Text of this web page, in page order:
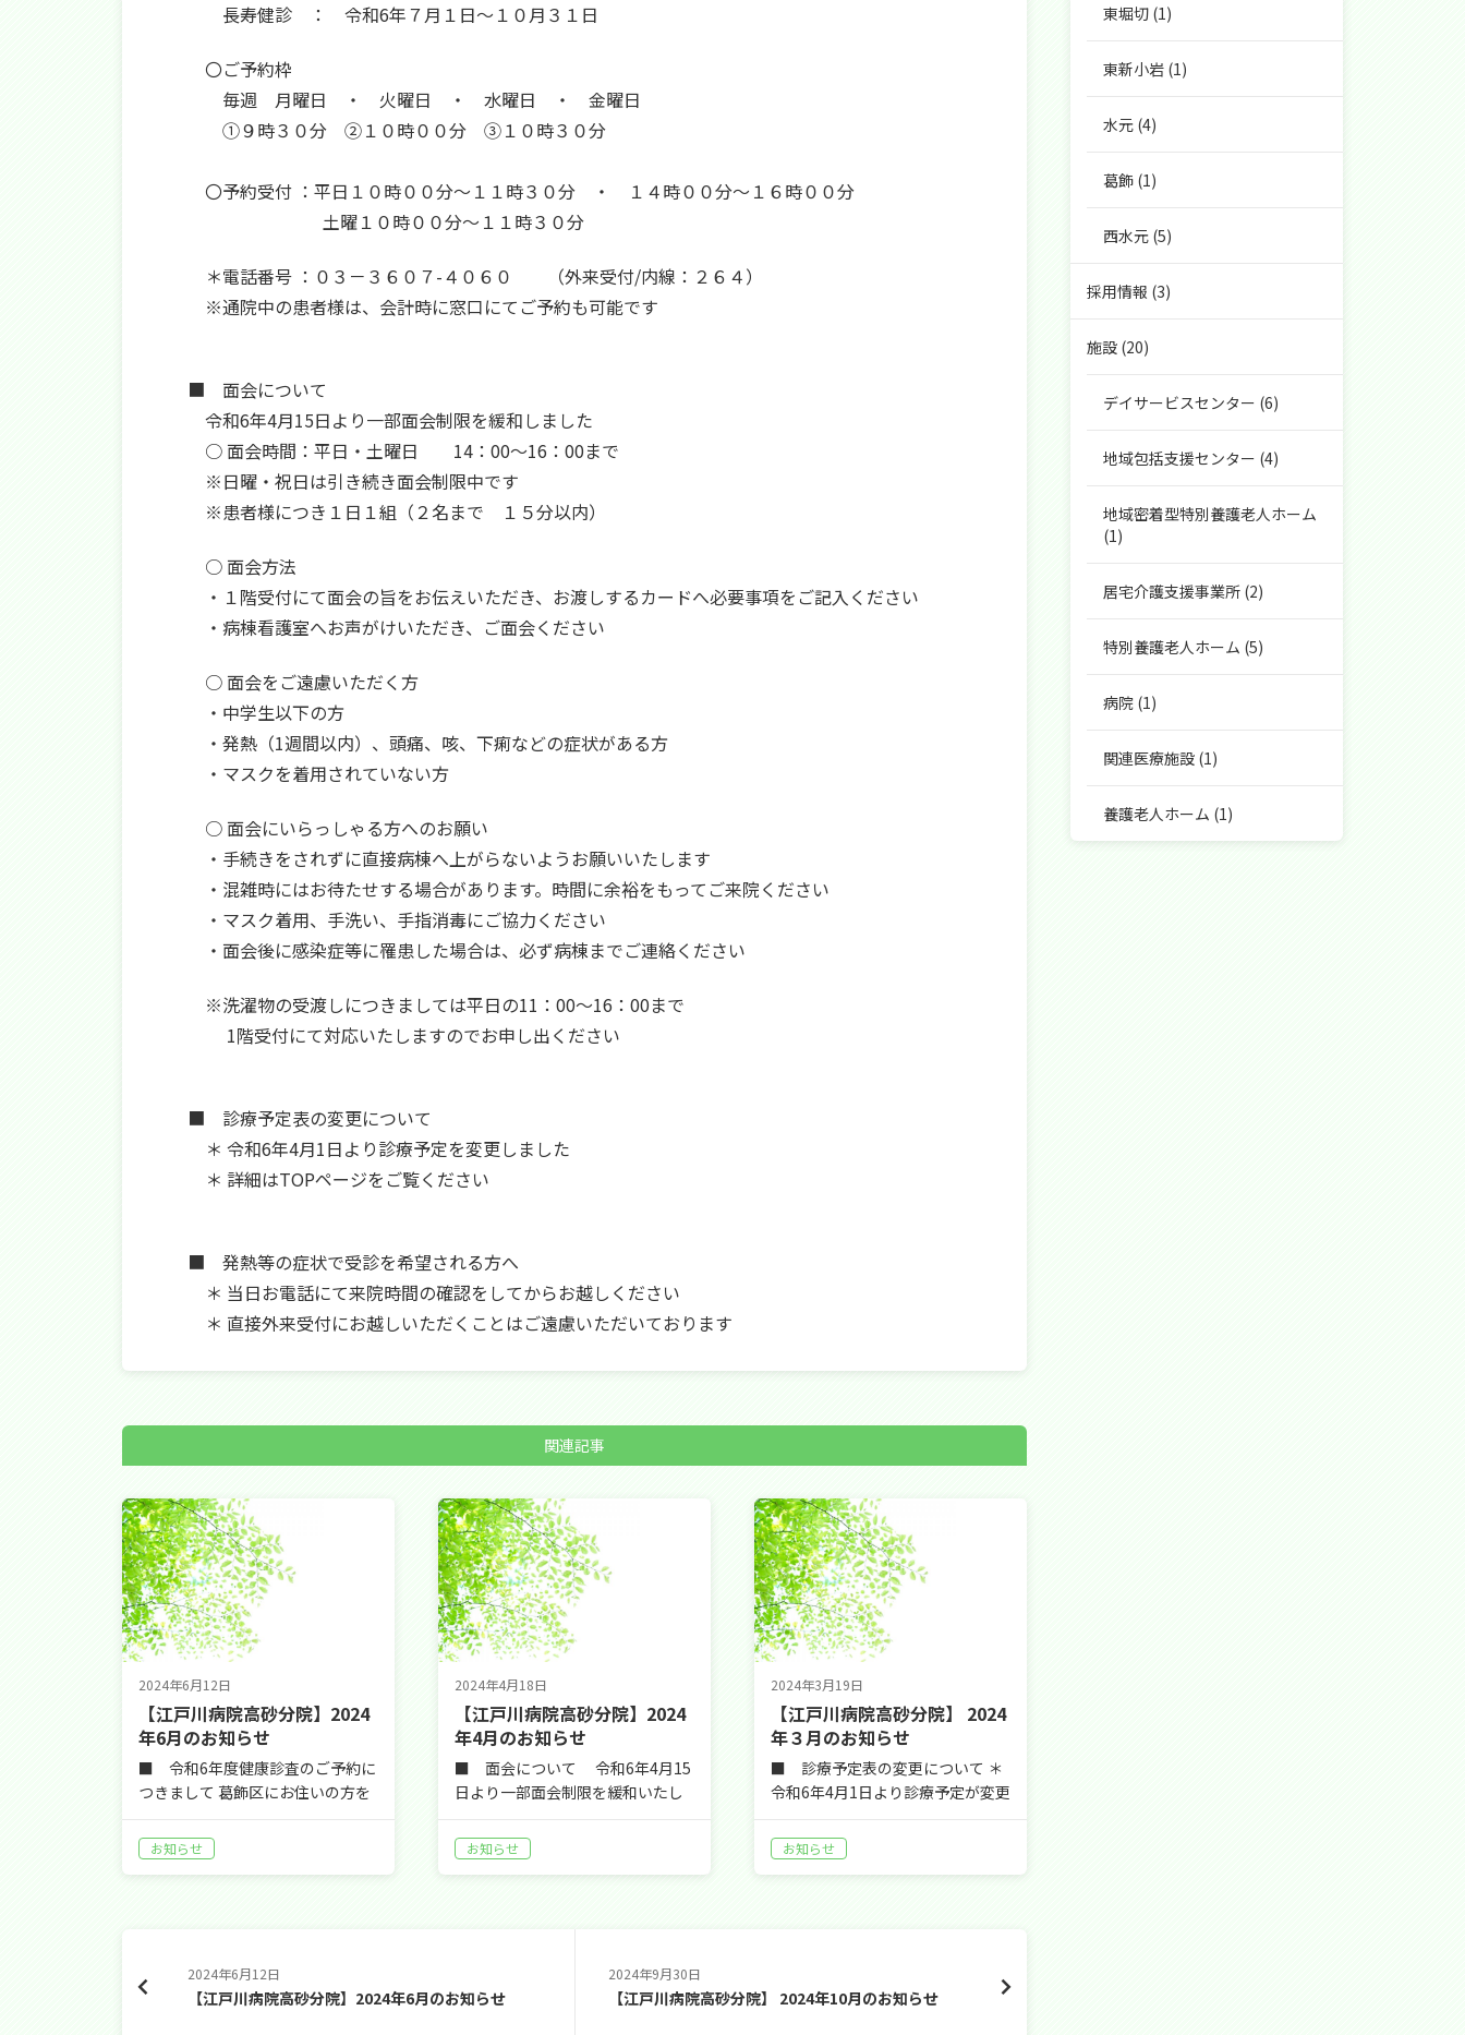
長寿健診 ： 令和6年７月１日～１０月３１日
〇ご予約枠
毎週 月曜日 ・ 火曜日 ・ 水曜日 ・ 金曜日
①９時３０分 ②１０時００分 ③１０時３０分
〇予約受付 ：平日１０時００分～１１時３０分 ・ １４時００分～１６時００分
土曜１０時００分～１１時３０分
＊電話番号 ：０３－３６０７-４０６０ （外来受付/内線：２６４）
※通院中の患者様は、会計時に窓口にてご予約も可能です
■ 面会について
令和6年4月15日より一部面会制限を緩和しました
○ 面会時間：平日・土曜日 14：00～16：00まで
※日曜・祝日は引き続き面会制限中です
※患者様につき１日１組（２名まで １５分以内）
○ 面会方法
・１階受付にて面会の旨をお伝えいただき、お渡しするカードへ必要事項をご記入ください
・病棟看護室へお声がけいただき、ご面会ください
○ 面会をご遠慮いただく方
・中学生以下の方
・発熱（1週間以内）、頭痛、咳、下痢などの症状がある方
・マスクを着用されていない方
○ 面会にいらっしゃる方へのお願い
・手続きをされずに直接病棟へ上がらないようお願いいたします
・混雑時にはお待たせする場合があります。時間に余裕をもってご来院ください
・マスク着用、手洗い、手指消毒にご協力ください
・面会後に感染症等に罹患した場合は、必ず病棟までご連絡ください
※洗濯物の受渡しにつきましては平日の11：00～16：00まで
1階受付にて対応いたしますのでお申し出ください
■ 診療予定表の変更について
＊ 令和6年4月1日より診療予定を変更しました
＊ 詳細はTOPページをご覧ください
■ 発熱等の症状で受診を希望される方へ
＊ 当日お電話にて来院時間の確認をしてからお越しください
＊ 直接外来受付にお越しいただくことはご遠慮いただいております
関連記事
2024年6月12日
【江戸川病院高砂分院】2024
年6月のお知らせ
■ 令和6年度健康診査のご予約に
つきまして 葛飾区にお住いの方を
お知らせ
2024年4月18日
【江戸川病院高砂分院】2024
年4月のお知らせ
■ 面会について 令和6年4月15
日より一部面会制限を緩和いたし
お知らせ
2024年3月19日
【江戸川病院高砂分院】 2024
年３月のお知らせ
■ 診療予定表の変更について ＊
令和6年4月1日より診療予定が変更
お知らせ
2024年6月12日
【江戸川病院高砂分院】2024年6月のお知らせ
2024年9月30日
【江戸川病院高砂分院】 2024年10月のお知らせ
東堀切 (1)
東新小岩 (1)
水元 (4)
葛飾 (1)
西水元 (5)
採用情報 (3)
施設 (20)
デイサービスセンター (6)
地域包括支援センター (4)
地域密着型特別養護老人ホーム
(1)
居宅介護支援事業所 (2)
特別養護老人ホーム (5)
病院 (1)
関連医療施設 (1)
養護老人ホーム (1)